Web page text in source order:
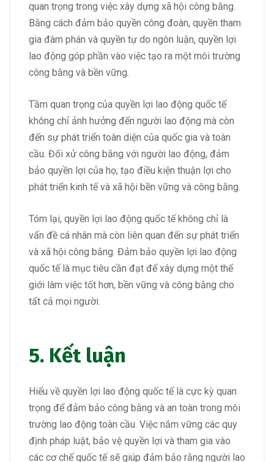
quan trọng trong việc xây dựng xã hội công bằng.
Bằng cách đảm bảo quyền công đoàn, quyền tham
gia đàm phán và quyền tự do ngôn luận, quyền lợi
lao động góp phần vào việc tạo ra một môi trường
công bằng và bền vững.
Tầm quan trọng của quyền lợi lao động quốc tế
không chỉ ảnh hưởng đến người lao động mà còn
đến sự phát triển toàn diện của quốc gia và toàn
cầu. Đối xử công bằng với người lao động, đảm
bảo quyền lợi của họ, tạo điều kiện thuận lợi cho
phát triển kinh tế và xã hội bền vững và công bằng.
Tóm lại, quyền lợi lao động quốc tế không chỉ là
vấn đề cá nhân mà còn liên quan đến sự phát triển
và xã hội công bằng. Đảm bảo quyền lợi lao động
quốc tế là mục tiêu cần đạt để xây dựng một thế
giới làm việc tốt hơn, bền vững và công bằng cho
tất cả mọi người.
5. Kết luận
Hiểu về quyền lợi lao động quốc tế là cực kỳ quan
trọng để đảm bảo công bằng và an toàn trong môi
trường lao động toàn cầu. Việc nắm vững các quy
định pháp luật, bảo vệ quyền lợi và tham gia vào
các cơ chế quốc tế sẽ giúp đảm bảo rằng người lao